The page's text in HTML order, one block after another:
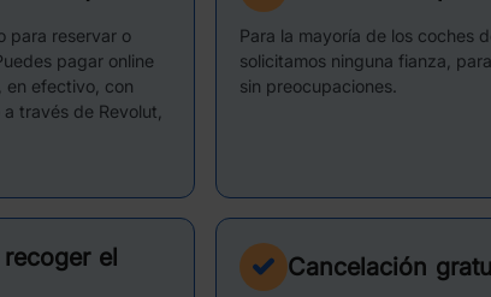
para reservar o
pagar online
en efectivo, con
través de Revolut,
Para la mayoría de los coches
solicitamos ninguna fianza,
sin preocupaciones.
el Cancelación